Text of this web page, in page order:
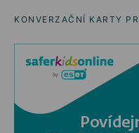
KONVERZAČNÍ KARTY